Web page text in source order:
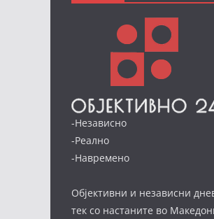
-Независно
-Реално
-Навремено
Објективни и независни
тек со настаните во